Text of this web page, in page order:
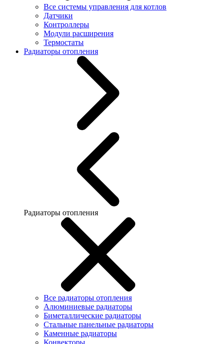
Все системы управления для котлов
Датчики
Контроллеры
Модули расширения
Термостаты
Радиаторы отопления
Радиаторы отопления
Все радиаторы отопления
Алюминиевые радиаторы
Биметаллические радиаторы
Стальные панельные радиаторы
Каменные радиаторы
Конвекторы